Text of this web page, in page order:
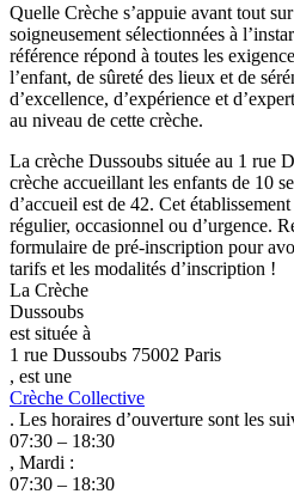
Quelle Crèche s’appuie avant tout
soigneusement sélectionnées à
référence répond à toutes les
l’enfant, de sûreté des lieux et de
d’excellence, d’expérience et
au niveau de cette crèche.
La crèche Dussoubs située au 1 rue
crèche accueillant les enfants de 10
d’accueil est de 42. Cet
régulier, occasionnel ou d’urgence.
formulaire de pré-inscription pour
tarifs et les modalités d’inscription !
La Crèche
Dussoubs
est située à
1 rue Dussoubs 75002 Paris
, est une
Crèche Collective
. Les horaires d’ouverture sont les
07:30 – 18:30
, Mardi :
07:30 – 18:30